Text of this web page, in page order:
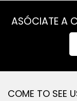
ASÓCIATE A
COME TO SEE